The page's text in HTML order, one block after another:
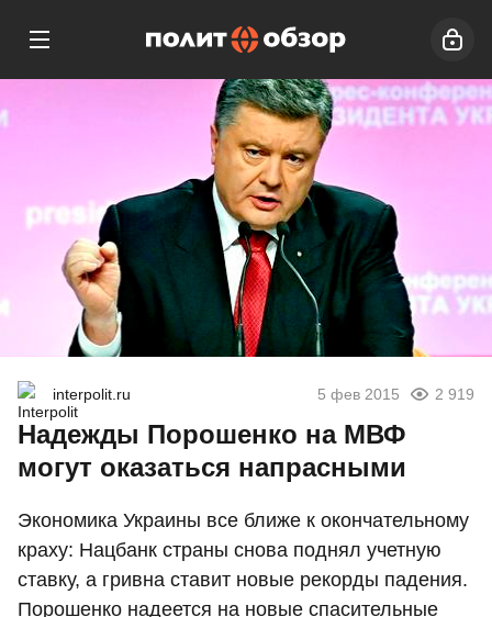
interpolit.ru 5 фев 2015 2 919
Надежды Порошенко на МВФ
могут оказаться напрасными
Экономика Украины все ближе к окончательному
краху: Нацбанк страны снова поднял учетную
ставку, а гривна ставит новые рекорды падения.
Порошенко надеется на новые спасительные